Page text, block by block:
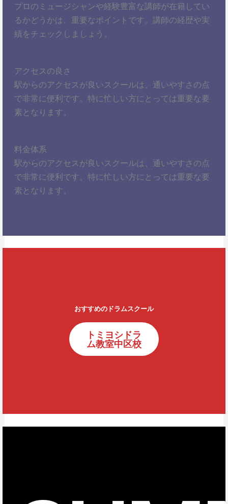
プロのミュージシャンや経験豊富な講師が在籍してい
るかどうかは、重要なポイントです。講師の経歴や実
績をチェックしましょう。
アクセスの良さ
駅からのアクセスが良いスクールは、通いやすさの点
で非常に便利です。特に忙しい方にとっては重要な要
素となります。
料金体系
駅からのアクセスが良いスクールは、通いやすさの点
で非常に便利です。特に忙しい方にとっては重要な要
素となります。
おすすめのドラムスクール
トミヨシドラ
ム教室中区校